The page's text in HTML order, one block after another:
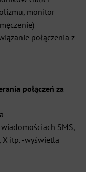
monitor
połączenia z
połączeń za
SMS,
X itp. -wyświetla